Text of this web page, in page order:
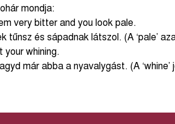
mondja:
very bitter and you look pale.
tűnsz és sápadnak látszol. (A ‘pale’
your whining.
már abba a nyavalygást. (A